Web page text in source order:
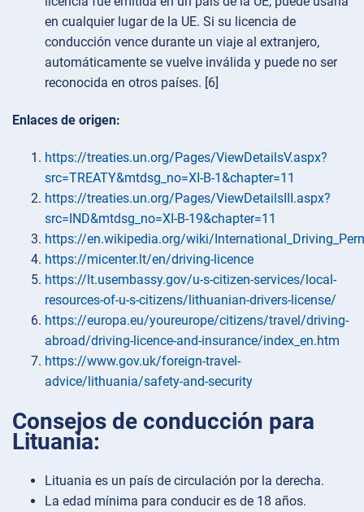
en cualquier lugar de la UE. Si su licencia de
conducción vence durante un viaje al extranjero,
automáticamente se vuelve inválida y puede no ser
reconocida en otros países. [6]
Enlaces de origen:
https://treaties.un.org/Pages/ViewDetailsV.aspx?
src=TREATY&mtdsg_no=XI-B-1&chapter=11
https://treaties.un.org/Pages/ViewDetailsIII.aspx?
src=IND&mtdsg_no=XI-B-19&chapter=11
https://en.wikipedia.org/wiki/
https://micenter.lt/en/driving-licence
https://lt.usembassy.gov/u-s-citizen-services/local-
resources-of-u-s-citizens/lithuanian-drivers-license/
https://europa.eu/youreurope/citizens/travel/driving-
abroad/driving-licence-and-insurance/index_en.htm
https://www.gov.uk/foreign-travel-
advice/lithuania/safety-and-security
Consejos de conducción para
Lituania:
Lituania es un país de circulación por la derecha.
La edad mínima para conducir es de 18 años.